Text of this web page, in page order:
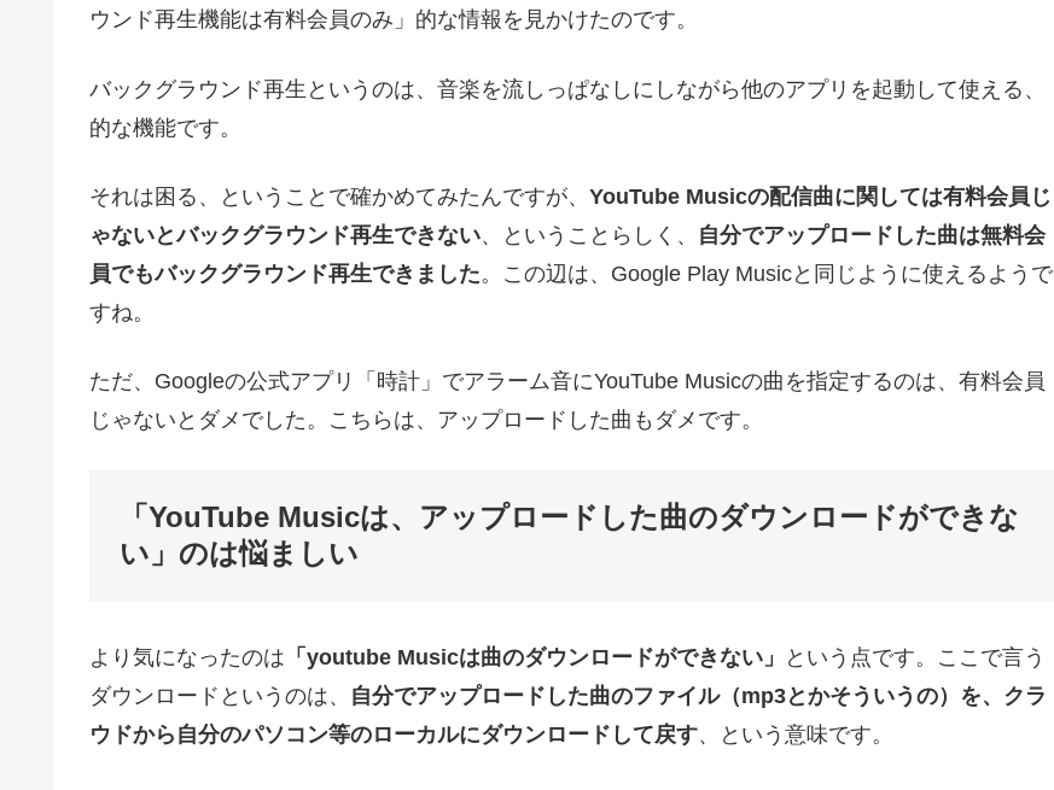
ウンド再生機能は有料会員のみ」的な情報を見かけたのです。
バックグラウンド再生というのは、音楽を流しっぱなしにしながら他のアプリを起動して使える、
的な機能です。
それは困る、ということで確かめてみたんですが、 YouTube Musicの配信曲に関しては有料会員じ
ゃないとバックグラウンド再生できない、ということらしく、 自分でアップロードした曲は無料会
員でもバックグラウンド再生できました。この辺は、Google Play Musicと同じように使えるようで
すね。
ただ、Googleの公式アプリ「時計」でアラーム音にYouTube Musicの曲を指定するのは、有料会員
じゃないとダメでした。こちらは、アップロードした曲もダメです。
「YouTube Musicは、アップロードした曲のダウンロードができな
い」のは悩ましい
より気になったのは 「youtube Musicは曲のダウンロードができない」
という点です。ここで言う
ダウンロードというのは、 自分でアップロードした曲のファイル（mp3とかそういうの）を、クラ
ウドから自分のパソコン等のローカルにダウンロードして戻す、という意味です。